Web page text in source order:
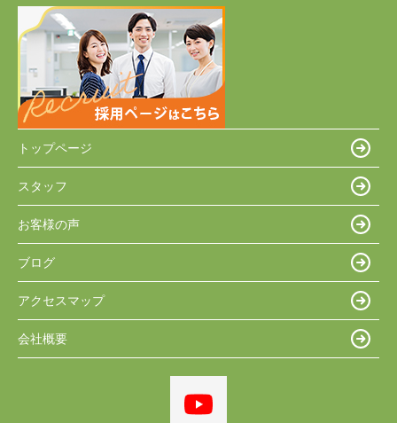
トップページ
スタッフ
お客様の声
ブログ
アクセスマップ
会社概要